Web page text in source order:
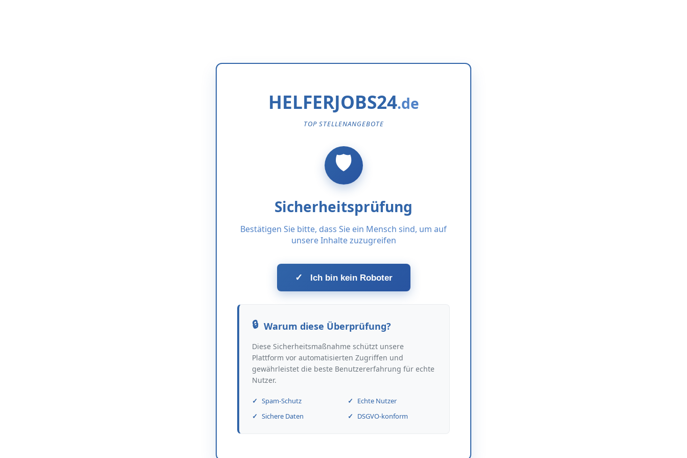
HELFERJOBS24
TOP STELLENANGEBOTE
Sicherheitsprüfung
Bestätigen Sie bitte, dass Sie ein Mensch sind, um auf
unsere Inhalte zuzugreifen
✓ Ich bin kein Roboter
Warum diese Überprüfung?
Diese Sicherheitsmaßnahme schützt unsere
Plattform vor automatisierten Zugriffen und
gewährleistet die beste Benutzererfahrung für echte
Nutzer.
Spam-Schutz
Echte Nutzer
Sichere Daten
DSGVO-konform